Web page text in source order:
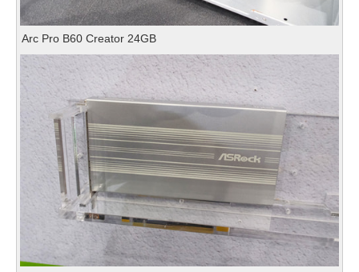
Arc Pro B60 Creator 24GB